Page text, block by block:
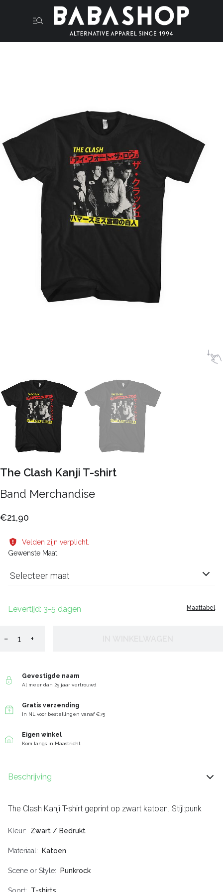
The Clash Kanji T-shirt
Band Merchandise
€21,90
Velden zijn verplicht.
Gewenste Maat
Selecteer maat
Maattabel
Levertijd: 3-5 dagen
− +
Gevestigde naam
Al meer dan 25 jaar vertrouwd
Gratis verzending
In NL voor bestellingen vanaf €75
Eigen winkel
Kom langs in Maastricht
Beschrijving
The Clash Kanji T-shirt geprint op zwart katoen. Stijl:punk
Kleur Zwart / Bedrukt
Materiaal Katoen
Scene or Style Punkrock